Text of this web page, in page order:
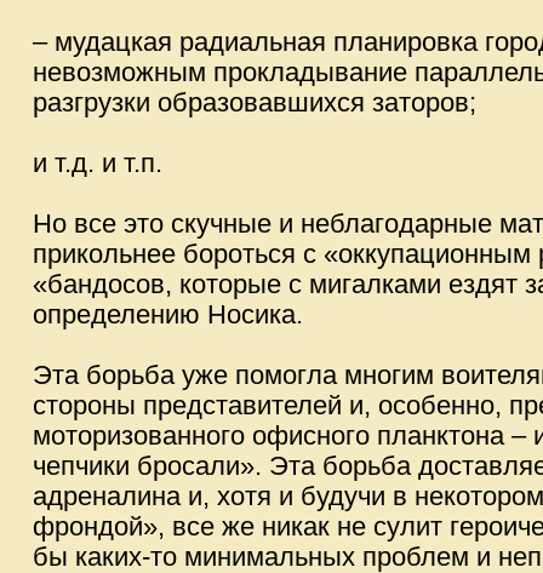
– мудацкая радиальная планировка
невозможным прокладывание
разгрузки образовавшихся заторов;
и т.д. и т.п.
Но все это скучные и неблагодарные
прикольнее бороться с
«бандосов, которые с мигалками ездят
определению Носика.
Эта борьба уже помогла многим
стороны представителей и, особенно,
моторизованного офисного планктона –
чепчики бросали». Эта борьба
адреналина и, хотя и будучи в
фрондой», все же никак не сулит
бы каких-то минимальных проблем и